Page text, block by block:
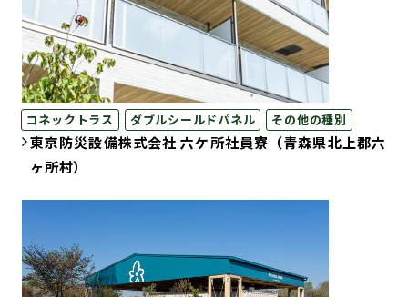
コネックトラス ダブルシールドパネル その他の種別
東京防災設備株式会社 六ケ所社員寮（青森県北上郡六
ヶ所村）